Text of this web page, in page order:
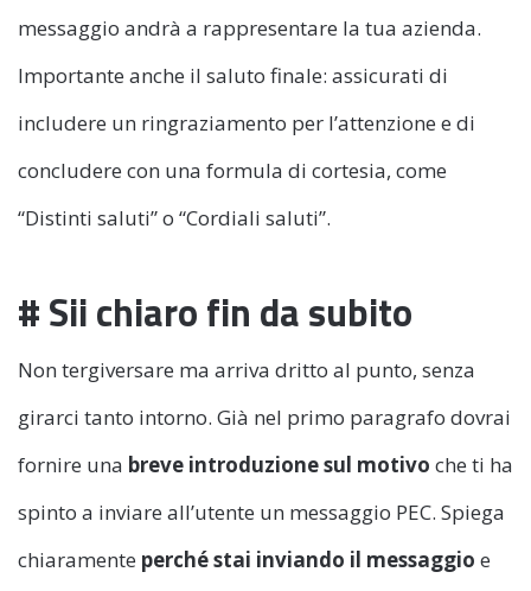
messaggio andrà a rappresentare la tua azienda.
Importante anche il saluto finale: assicurati di
includere un ringraziamento per l’attenzione e di
concludere con una formula di cortesia, come
“Distinti saluti” o “Cordiali saluti”.
# Sii chiaro fin da subito
Non tergiversare ma arriva dritto al punto, senza
girarci tanto intorno. Già nel primo paragrafo dovrai
fornire una breve introduzione sul motivo che ti ha
spinto a inviare all’utente un messaggio PEC. Spiega
chiaramente perché stai inviando il messaggio e